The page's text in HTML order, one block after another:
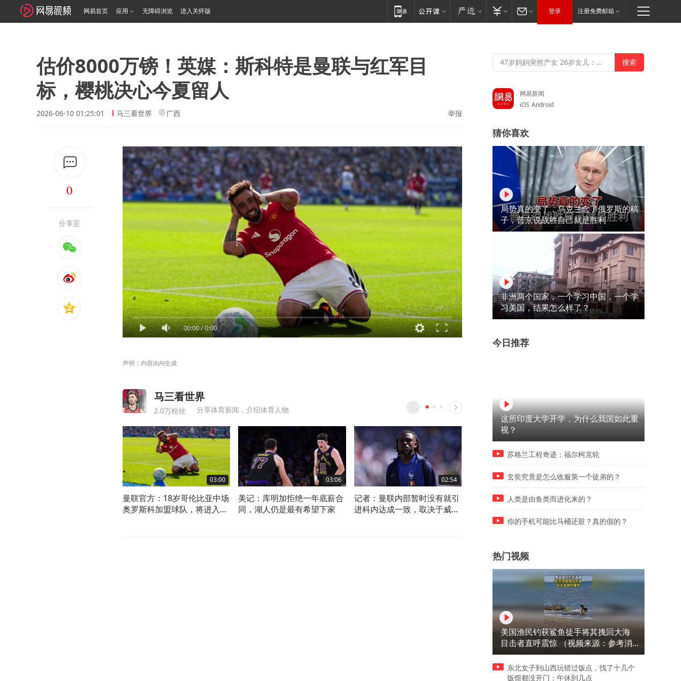
网易首页 应用 无障碍浏览 进入关怀版 登录 注册免费邮箱
估价8000万镑！英媒：斯科特是曼联与红军目
标，樱桃决心今夏留人
2026-06-10 01:25:01 马三看世界 广西 举报
0
分享至
00:00/0:00
声明：内容由AI生成
马三看世界
2.0万粉丝 分享体育新闻，介绍体育人物
03:00
曼联官方：18岁哥伦比亚中场
奥罗斯科加盟球队，将进入青
03:06
美记：库明加拒绝一年底薪合
同，湖人仍是最有希望下家
02:54
记者：曼联内部暂时没有就引
进科内达成一致，取决于威尔
02:54
英媒：如果曼联引进霍尔受
崩盘？蓝营2026九合一乱象
根本无解
网易新闻
iOS Android
猜你喜欢
局势真的变了，乌克兰念了俄罗斯的稿
子，普京说战胜自己就是胜利
非洲两个国家，一个学习中国，一个学
习美国，结果怎么样了？
今日推荐
这所印度大学开学，为什么我国如此重
视？
苏格兰工程奇迹：福尔柯克轮
玄奘究竟是怎么收服第一个徒弟的？
人类是由鱼类而进化来的？
你的手机可能比马桶还脏？真的假的？
热门视频
美国渔民钓获鲨鱼徒手将其拽回大海
目击者直呼震惊 （视频来源：参考消
息）
东北女子到山西玩错过饭点，找了十几个
饭馆都没开门：午休到几点